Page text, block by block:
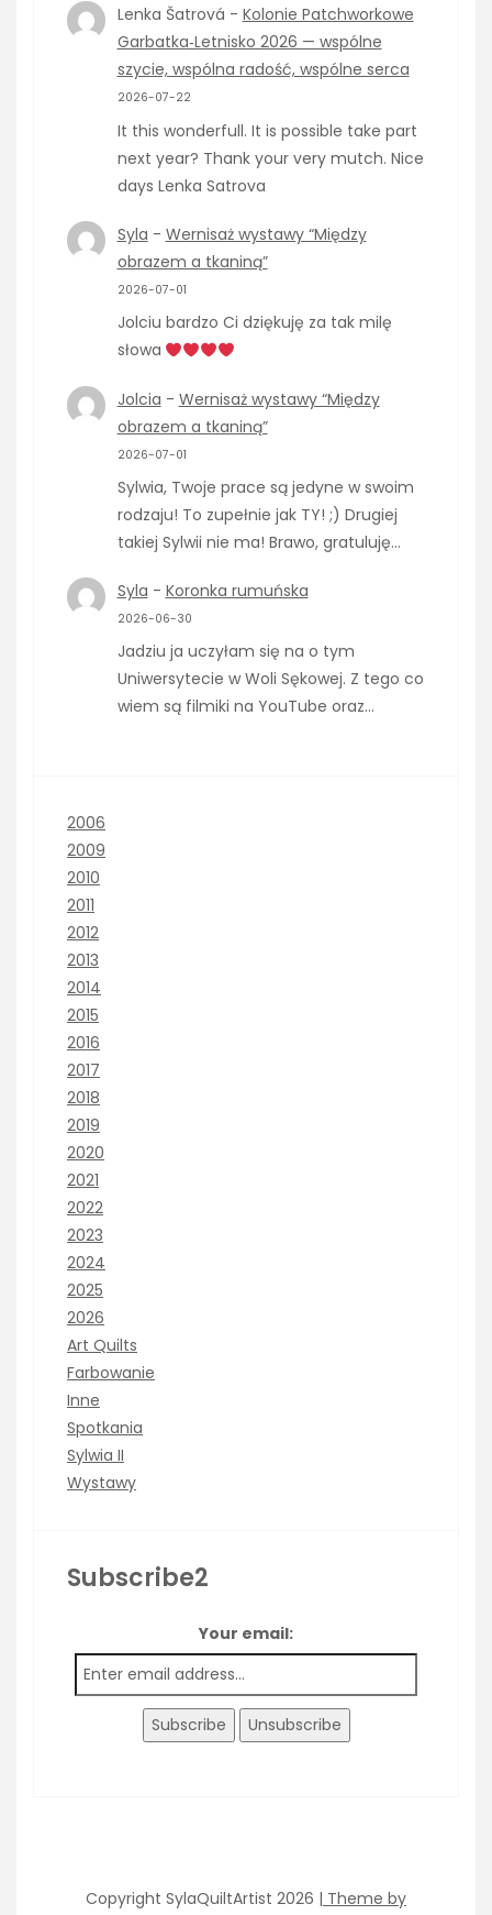
Lenka Šatrová - Kolonie Patchworkowe
Garbatka‑Letnisko 2026 — wspólne
szycie, wspólna radość, wspólne serca
2026-07-22
It this wonderfull. It is possible take part
next year? Thank your very mutch. Nice
days Lenka Satrova
Syla - Wernisaż wystawy “Między
obrazem a tkaniną”
2026-07-01
Jolciu bardzo Ci dziękuję za tak milę
słowa
Jolcia - Wernisaż wystawy “Między
obrazem a tkaniną”
2026-07-01
Sylwia, Twoje prace są jedyne w swoim
rodzaju! To zupełnie jak TY! ;) Drugiej
takiej Sylwii nie ma! Brawo, gratuluję…
Syla - Koronka rumuńska
2026-06-30
Jadziu ja uczyłam się na o tym
Uniwersytecie w Woli Sękowej. Z tego co
wiem są filmiki na YouTube oraz…
2006
2009
2010
2011
2012
2013
2014
2015
2016
2017
2018
2019
2020
2021
2022
2023
2024
2025
2026
Art Quilts
Farbowanie
Inne
Spotkania
Sylwia II
Wystawy
Subscribe2
Your email:
Copyright SylaQuiltArtist 2026 | Theme by